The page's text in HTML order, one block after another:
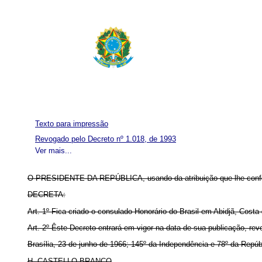
Ver mais...
Texto para impressão
Revogado pelo Decreto nº 1.018, de 1993
O PRESIDENTE DA REPÚBLICA, usando da atribuição que lhe
DECRETA:
Art. 1º Fica criado o consulado Honorário do Brasil em Abidjã, Costa
Art. 2º Êste Decreto entrará em vigor na data de sua publicação,
Brasília, 23 de junho de 1966; 145º da Independência e 78º da